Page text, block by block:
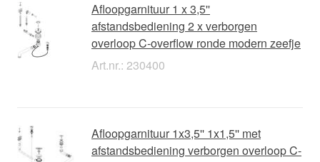
Afloopgarnituur 1 x 3,5''
afstandsbediening 2 x verborgen
overloop C-overflow ronde modern zeefje
Art.nr.: 230400
Afloopgarnituur 1x3,5'' 1x1,5'' met
afstandsbediening verborgen overloop C-